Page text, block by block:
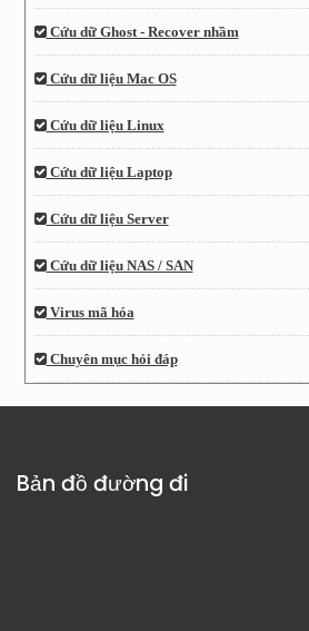
Cứu dữ Ghost - Recover nhầm
Cứu dữ liệu Mac OS
Cứu dữ liệu Linux
Cứu dữ liệu Laptop
Cứu dữ liệu Server
Cứu dữ liệu NAS / SAN
Virus mã hóa
Chuyên mục hỏi đáp
Bản đồ đường đi